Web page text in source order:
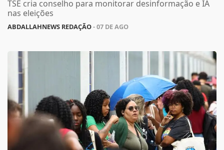
TSE cria conselho para monitorar desinformação e IA
nas eleições
ABDALLAHNEWS REDAÇÃO- 07 DE AGO